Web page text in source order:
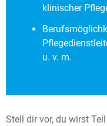
klinischer
u. v. m.
Stell dir vor, du wirst